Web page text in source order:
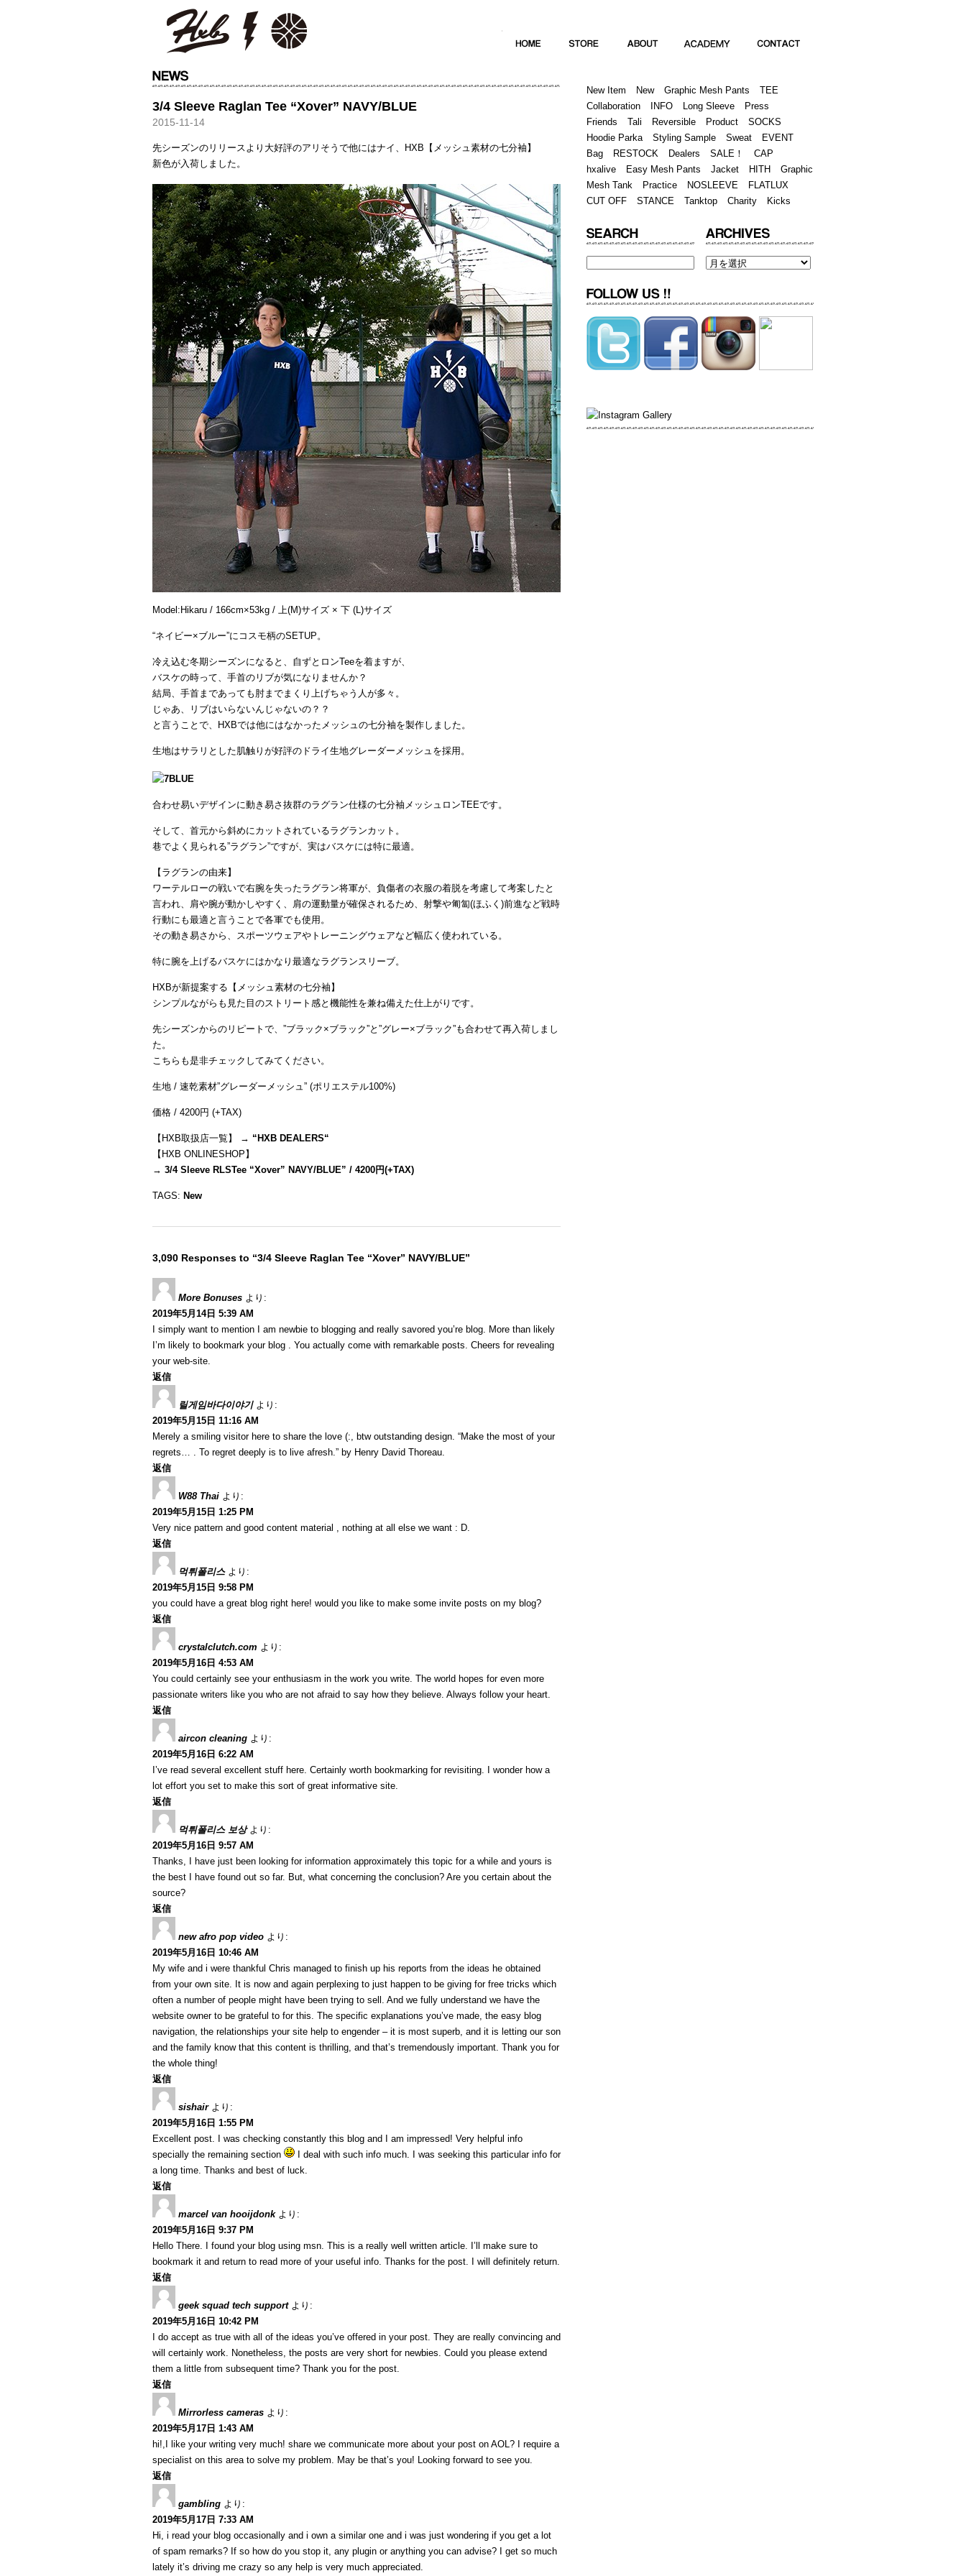
3/4 Sleeve Raglan Tee “Xover” NAVY/BLUE
2015-11-14
先シーズンのリリースより大好評のアリそうで他にはナイ、HXB【メッシュ素材の七分袖】
新色が入荷しました。
Model:Hikaru / 166cm×53kg / 上(M)サイズ × 下 (L)サイズ
“ネイビー×ブルー”にコスモ柄のSETUP。
冷え込む冬期シーズンになると、自ずとロンTeeを着ますが、
バスケの時って、手首のリブが気になりませんか？
結局、手首まであっても肘までまくり上げちゃう人が多々。
じゃあ、リブはいらないんじゃないの？？
と言うことで、HXBでは他にはなかったメッシュの七分袖を製作しました。
生地はサラリとした肌触りが好評のドライ生地グレーダーメッシュを採用。
合わせ易いデザインに動き易さ抜群のラグラン仕様の七分袖メッシュロンTEEです。
そして、首元から斜めにカットされているラグランカット。
巷でよく見られる”ラグラン”ですが、実はバスケには特に最適。
【ラグランの由来】
ワーテルローの戦いで右腕を失ったラグラン将軍が、負傷者の衣服の着脱を考慮して考案したと
言われ、肩や腕が動かしやすく、肩の運動量が確保されるため、射撃や匍匐(ほふく)前進など戦時
行動にも最適と言うことで各軍でも使用。
その動き易さから、スポーツウェアやトレーニングウェアなど幅広く使われている。
特に腕を上げるバスケにはかなり最適なラグランスリーブ。
HXBが新提案する【メッシュ素材の七分袖】
シンプルながらも見た目のストリート感と機能性を兼ね備えた仕上がりです。
先シーズンからのリピートで、”ブラック×ブラック”と”グレー×ブラック”も合わせて再入荷しまし
た。
こちらも是非チェックしてみてください。
生地 / 速乾素材”グレーダーメッシュ” (ポリエステル100%)
価格 / 4200円 (+TAX)
【HXB取扱店一覧】 → “ HXB DEALERS“
【HXB ONLINESHOP】
→ 3/4 Sleeve RLSTee “Xover” NAVY/BLUE” / 4200円(+TAX)
TAGS: New
3,090 Responses to “3/4 Sleeve Raglan Tee “Xover” NAVY/BLUE”
More Bonuses より:
2019年5月14日 5:39 AM
I simply want to mention I am newbie to blogging and really savored you’re blog. More than likely
I’m likely to bookmark your blog . You actually come with remarkable posts. Cheers for revealing
your web-site.
返信
릴게임바다이야기 より:
2019年5月15日 11:16 AM
Merely a smiling visitor here to share the love (:, btw outstanding design. “Make the most of your
regrets… . To regret deeply is to live afresh.” by Henry David Thoreau.
返信
W88 Thai より:
2019年5月15日 1:25 PM
Very nice pattern and good content material , nothing at all else we want : D.
返信
먹튀폴리스 より:
2019年5月15日 9:58 PM
you could have a great blog right here! would you like to make some invite posts on my blog?
返信
crystalclutch.com より:
2019年5月16日 4:53 AM
You could certainly see your enthusiasm in the work you write. The world hopes for even more
passionate writers like you who are not afraid to say how they believe. Always follow your heart.
返信
aircon cleaning より:
2019年5月16日 6:22 AM
I’ve read several excellent stuff here. Certainly worth bookmarking for revisiting. I wonder how a
lot effort you set to make this sort of great informative site.
返信
먹튀폴리스 보상 より:
2019年5月16日 9:57 AM
Thanks, I have just been looking for information approximately this topic for a while and yours is
the best I have found out so far. But, what concerning the conclusion? Are you certain about the
source?
返信
new afro pop video より:
2019年5月16日 10:46 AM
My wife and i were thankful Chris managed to finish up his reports from the ideas he obtained
from your own site. It is now and again perplexing to just happen to be giving for free tricks which
often a number of people might have been trying to sell. And we fully understand we have the
website owner to be grateful to for this. The specific explanations you’ve made, the easy blog
navigation, the relationships your site help to engender – it is most superb, and it is letting our son
and the family know that this content is thrilling, and that’s tremendously important. Thank you for
the whole thing!
返信
sishair より:
2019年5月16日 1:55 PM
Excellent post. I was checking constantly this blog and I am impressed! Very helpful info
specially the remaining section
I deal with such info much. I was seeking this particular info for
a long time. Thanks and best of luck.
返信
marcel van hooijdonk より:
2019年5月16日 9:37 PM
Hello There. I found your blog using msn. This is a really well written article. I’ll make sure to
bookmark it and return to read more of your useful info. Thanks for the post. I will definitely return.
返信
geek squad tech support より:
2019年5月16日 10:42 PM
I do accept as true with all of the ideas you’ve offered in your post. They are really convincing and
will certainly work. Nonetheless, the posts are very short for newbies. Could you please extend
them a little from subsequent time? Thank you for the post.
返信
Mirrorless cameras より:
2019年5月17日 1:43 AM
hi!,I like your writing very much! share we communicate more about your post on AOL? I require a
specialist on this area to solve my problem. May be that’s you! Looking forward to see you.
返信
gambling より:
2019年5月17日 7:33 AM
Hi, i read your blog occasionally and i own a similar one and i was just wondering if you get a lot
of spam remarks? If so how do you stop it, any plugin or anything you can advise? I get so much
lately it’s driving me crazy so any help is very much appreciated.
New Item New Graphic Mesh Pants
TEE
Collaboration
INFO Long Sleeve
Press
Friends
Tali Reversible Product
SOCKS
Hoodie Parka
Styling Sample Sweat
EVENT
Bag
RESTOCK Dealers SALE！
CAP
hxalive
Easy Mesh Pants Jacket HITH
Graphic
Mesh Tank
Practice NOSLEEVE
FLATLUX
CUT OFF
STANCE Tanktop Charity Kicks